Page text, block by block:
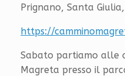
Prignano, Santa
https://
Sabato partiamo alle
Magreta presso il